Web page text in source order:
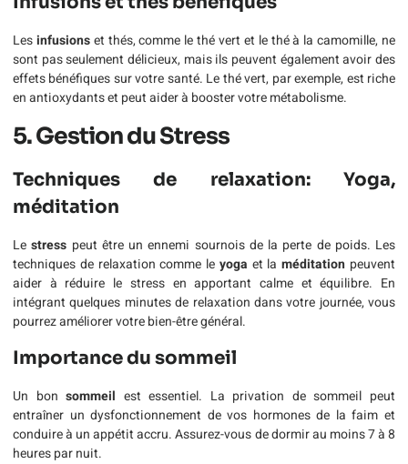
Lesinfusionset thés, comme le thé vert et le thé à la camomille, ne
sont pas seulement délicieux, mais ils peuvent également avoir des
effets bénéfiques sur votre santé. Le thé vert, par exemple, est riche
en antioxydants et peut aider à booster votre métabolisme.
5. Gestion du Stress
Techniques de relaxation: Yoga,
méditation
Lestress peut être un ennemi sournois de la perte de poids. Les
techniques de relaxation comme le yoga et laméditation peuvent
aider à réduire le stress en apportant calme et équilibre. En
intégrant quelques minutes de relaxation dans votre journée, vous
pourrez améliorer votre bien-être général.
Importance du sommeil
Un bonsommeil est essentiel. La privation de sommeil peut
entraîner un dysfonctionnement de vos hormones de la faim et
conduire à un appétit accru. Assurez-vous de dormir au moins 7 à 8
heures par nuit.